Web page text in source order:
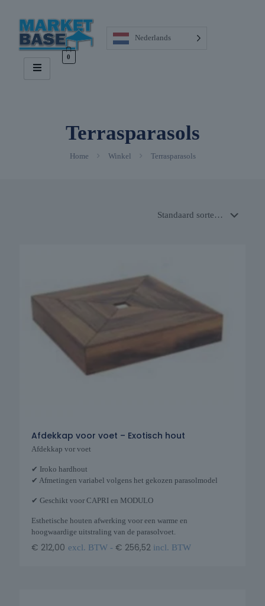
0
Nederlands
Terrasparasols
Home Winkel Terrasparasols
Afdekkap voor voet – Exotisch hout
Afdekkap vor voet
✔ Iroko hardhout
✔ Afmetingen variabel volgens het gekozen parasolmodel
✔ Geschikt voor CAPRI en MODULO
Esthetische houten afwerking voor een warme en
hoogwaardige uitstraling van de parasolvoet.
€ 212,00 excl. BTW - € 256,52 incl. BTW